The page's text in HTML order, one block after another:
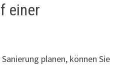
einer
planen, können Sie